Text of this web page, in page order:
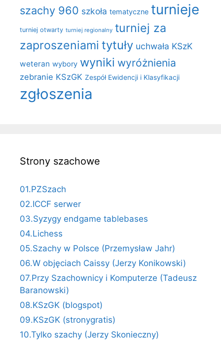
szachy 960 szkoła tematyczne turnieje
turniej otwarty turniej regionalny turniej za
zaproszeniami tytuły uchwała KSzK
weteran wybory wyniki wyróżnienia
zebranie KSzGK Zespół Ewidencji i Klasyfikacji
zgłoszenia
Strony szachowe
01.PZSzach
02.ICCF serwer
03.Syzygy endgame tablebases
04.Lichess
05.Szachy w Polsce (Przemysław Jahr)
06.W objęciach Caissy (Jerzy Konikowski)
07.Przy Szachownicy i Komputerze (Tadeusz
Baranowski)
08.KSzGK (blogspot)
09.KSzGK (stronygratis)
10.Tylko szachy (Jerzy Skonieczny)